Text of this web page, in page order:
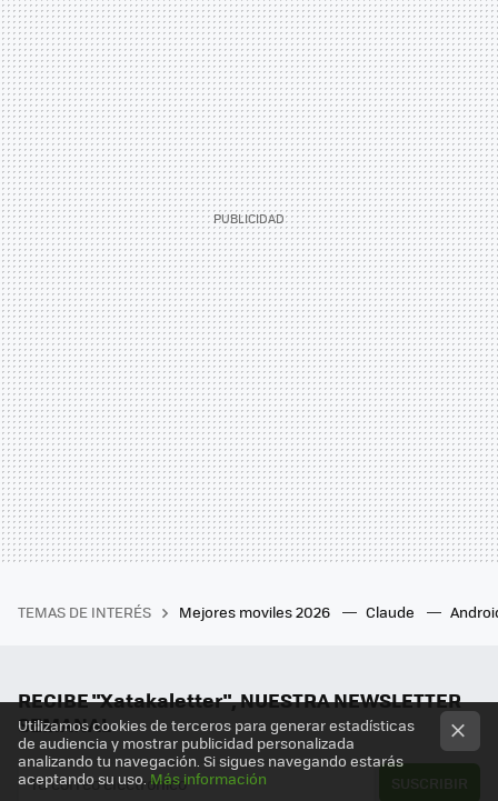
TEMAS DE INTERÉS Mejores moviles 2026 Claude
RECIBE "Xatakaletter", NUESTRA NEWSLETTER
SEMANAL
SUSCRIBIR
Utilizamos cookies de terceros para generar estadísticas
de audiencia y mostrar publicidad personalizada
analizando tu navegación. Si sigues navegando estarás
aceptando su uso. Más información